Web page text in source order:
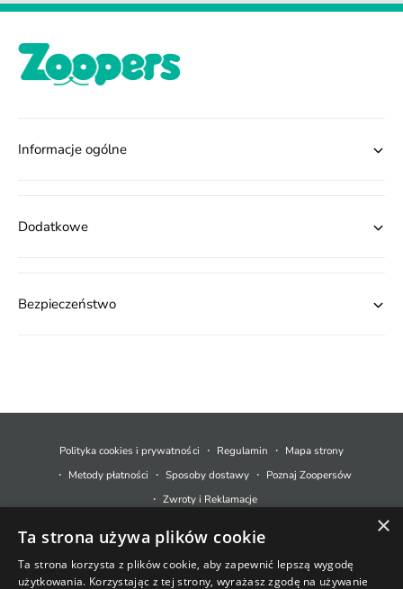
Informacje ogólne
Dodatkowe
Bezpieczeństwo
e
y
p
ł
© 2026,Zoopers.pl. Technologia Shopify
Polityka cookies i prywatności Regulamin
Mapa strony
Metody płatności
Sposoby dostawy
Poznaj Zoopersów
Zwroty i Reklamacje
×
Ta strona używa plików cookie
Ta strona korzysta z plików cookie, aby zapewnić lepszą wygodę
użytkowania. Korzystając z tej strony, wyrażasz zgodę na używanie